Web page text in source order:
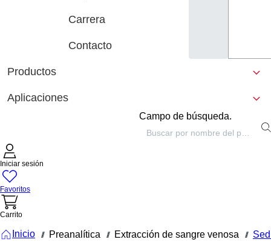
Carrera
Contacto
Productos
Aplicaciones
Campo de búsqueda.
Iniciar sesión
Favoritos
Carrito
Inicio /// Preanalítica /// Extracción de sangre venosa ///